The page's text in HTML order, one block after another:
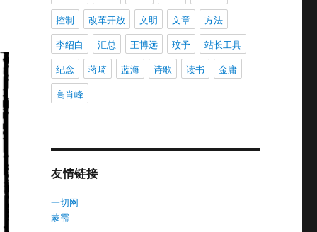
控制
改革开放 文明 文章
方法
李绍白
汇总 王博远 玟予
站长工具
纪念
蒋琦 蓝海 诗歌 读书
金庸
高肖峰
友情链接
一切网
蒙需